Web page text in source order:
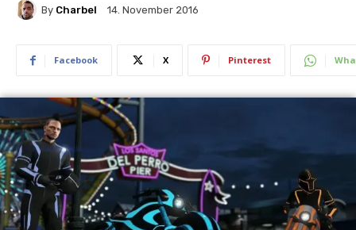
By Charbel 14. November 2016
Facebook X Pinterest